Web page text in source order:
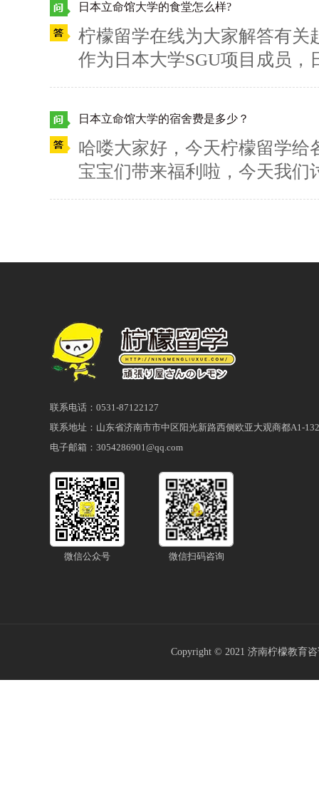
部）与14大研究科的综合性
专业分为本科学部和研究生院
部、社会学部、法学部、经济
学部、教育学部、综合政策学
命环境学部、建筑学部。研
究科、社会学研究科、法学
人间福祉研究科、国际学研
科、理工学研究科、言语交流
研究科、联合国外交课程。其
日本立命馆大学的食堂怎么样?
柠檬留学在线为大家解答有关
作为日本大学SGU项目成员
立命馆大学的每个校区都设有
君挑选。很多来自东京、北
起个大早呢！早餐是自助形式
立命馆大学的更多信息，请大
日本立命馆大学的宿舍费是多少？
哈喽大家好，今天柠檬留学
宝宝们带来福利啦，今天我们
成员之一：日本立命馆大学，
处国际交流会所，分别是常规
月。共设置学生宿舍52间，
室以及厕所等基础设备。琵琶
学宿舍之一的“BKC国际交流
民币约2300元）每月、寝具
（折合人民币约2800元）每
600日元（折合人民币约36元
约30元）每次。会所内设置
教师用房7间。并设置有公用
命馆大学的更多信息，请大家
联系电话：0531-87122127
联系地址：山东省济南市市中区阳光新路西侧欧亚大观商都A1-
电子邮箱：3054286901@qq.com
微信公众号 微信扫码咨询
Copyright © 2021 济南柠檬教育